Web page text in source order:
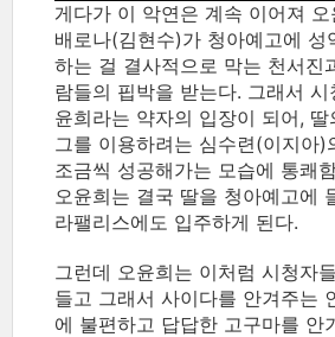
게다가 이 악연은 계속 이어져
배로나(김현수)가 청아예고에 성
하는 걸 결사적으로 막는 천서진
람들의 핍박을 받는다. 그래서
윤희라는 약자의 입장이 되어, 딸
그를 이용하려는 심수련(이지아)
조금씩 성공해가는 모습에 통쾌
오윤희는 결국 딸을 청아예고에
라팰리스에도 입주하게 된다.
그런데 오윤희는 이처럼 시청자
들고 그래서 사이다를 안겨주는
에 불편하고 답답한 고구마를 안